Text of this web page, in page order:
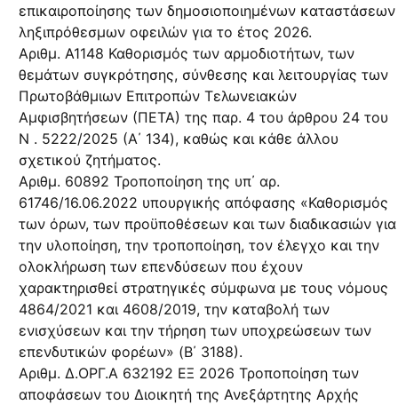
επικαιροποίησης των δημοσιοποιημένων καταστάσεων
ληξιπρόθεσμων οφειλών για το έτος 2026.
Αριθμ. Α1148 Καθορισμός των αρμοδιοτήτων, των
θεμάτων συγκρότησης, σύνθεσης και λειτουργίας των
Πρωτοβάθμιων Επιτροπών Τελωνειακών
Αμφισβητήσεων (ΠΕΤΑ) της παρ. 4 του άρθρου 24 του
N . 5222/2025 (Α΄ 134), καθώς και κάθε άλλου
σχετικού ζητήματος.
Αριθμ. 60892 Τροποποίηση της υπ΄ αρ.
61746/16.06.2022 υπουργικής απόφασης «Καθορισμός
των όρων, των προϋποθέσεων και των διαδικασιών για
την υλοποίηση, την τροποποίηση, τον έλεγχο και την
ολοκλήρωση των επενδύσεων που έχουν
χαρακτηρισθεί στρατηγικές σύμφωνα με τους νόμους
4864/2021 και 4608/2019, την καταβολή των
ενισχύσεων και την τήρηση των υποχρεώσεων των
επενδυτικών φορέων» (B΄ 3188).
Αριθμ. Δ.ΟΡΓ.Α 632192 ΕΞ 2026 Τροποποίηση των
αποφάσεων του Διοικητή της Ανεξάρτητης Αρχής